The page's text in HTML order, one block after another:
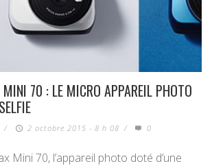
70 : LE MICRO APPAREIL PHOTO
/ 2 octobre 2015 - 8 h 08 / 0
Mini 70, l’appareil photo doté d’une